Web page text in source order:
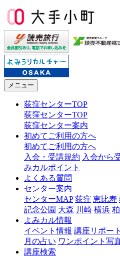
メニュー
荻窪センターTOP
荻窪センターTOP
荻窪センター案内
初めてご利用の方へ
初めてご利用の方へ
入会・受講規約 入会から
みカルポイント
よくある質問
センター案内
センターMAP 荻窪 恵比寿
記念公園 大森 川崎 横浜 柏
よみカル情報
イベント情報 講座リポー
月の占い ワンポイント写
講座検索